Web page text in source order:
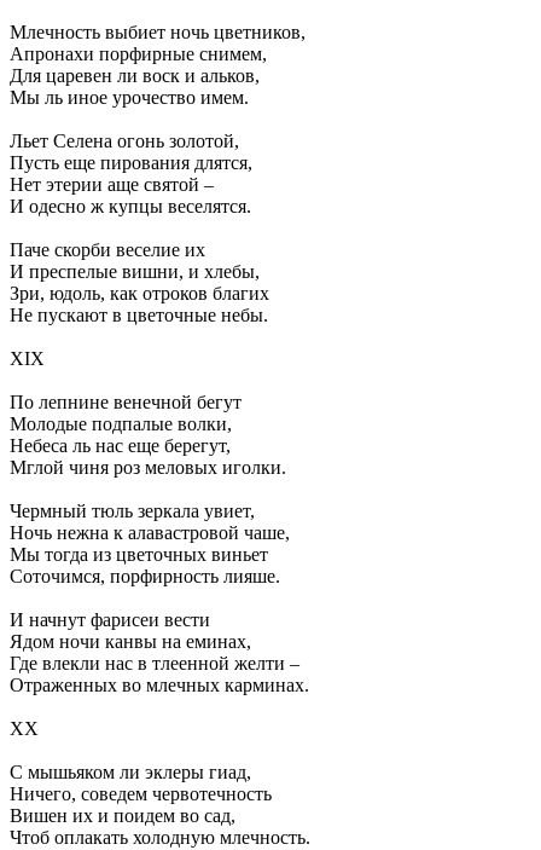
Млечность выбиет ночь цветников,
Апронахи порфирные снимем,
Для царевен ли воск и альков,
Мы ль иное урочество имем.
Льет Селена огонь золотой,
Пусть еще пирования длятся,
Нет этерии аще святой –
И одесно ж купцы веселятся.
Паче скорби веселие их
И преспелые вишни, и хлебы,
Зри, юдоль, как отроков благих
Не пускают в цветочные небы.
XIX
По лепнине венечной бегут
Молодые подпалые волки,
Небеса ль нас еще берегут,
Мглой чиня роз меловых иголки.
Чермный тюль зеркала увиет,
Ночь нежна к алавастровой чаше,
Мы тогда из цветочных виньет
Соточимся, порфирность лияше.
И начнут фарисеи вести
Ядом ночи канвы на еминах,
Где влекли нас в тлеенной желти –
Отраженных во млечных карминах.
XX
С мышьяком ли эклеры гиад,
Ничего, соведем червотечность
Вишен их и поидем во сад,
Чтоб оплакать холодную млечность.